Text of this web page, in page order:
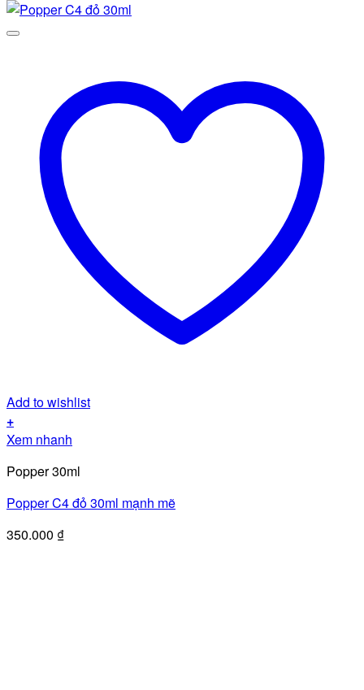
Add to wishlist
+
Xem nhanh
Popper 30ml
Popper C4 đỏ 30ml mạnh mẽ
350.000 ₫